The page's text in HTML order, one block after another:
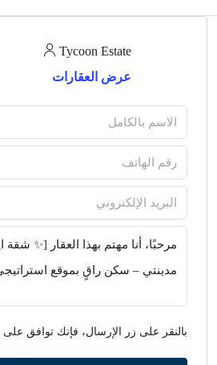
Tycoon Estate
عرض العقارات
بالنقر على زر الإرسال، فإنك توافق على